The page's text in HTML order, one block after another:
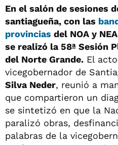
En el salón de sesiones
santiagueña, con las
provincias del NOA y
se realizó la 58ª Sesión
del Norte Grande. El
vicegobernador de
Silva Neder, reunió a
que compartieron un
se sintetizó en que la
paralizó obras,
palabras de la